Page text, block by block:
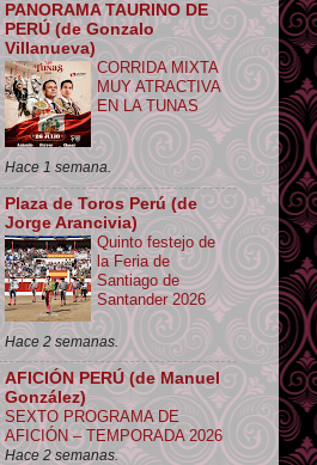
PANORAMA TAURINO DE
PERÚ (de Gonzalo
Villanueva)
CORRIDA MIXTA
MUY ATRACTIVA
EN LA TUNAS
Hace 1 semana.
Plaza de Toros Perú (de
Jorge Arancivia)
Quinto festejo de
la Feria de
Santiago de
Santander 2026
Hace 2 semanas.
AFICIÓN PERÚ (de Manuel
González)
SEXTO PROGRAMA DE
AFICIÓN – TEMPORADA 2026
Hace 2 semanas.